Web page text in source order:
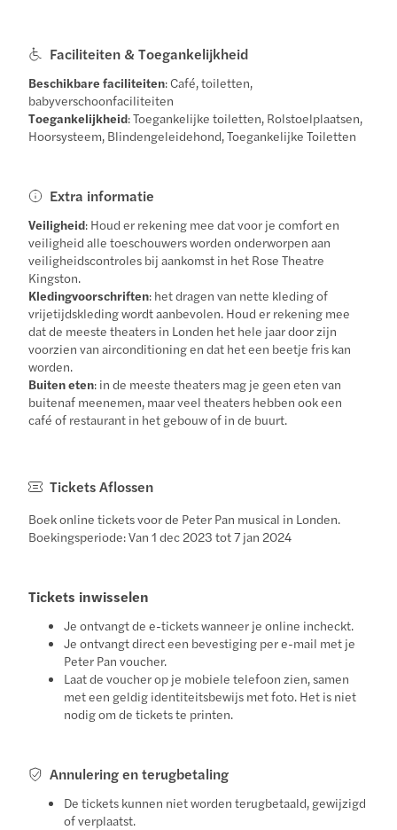
Faciliteiten & Toegankelijkheid
Beschikbare faciliteiten: Café, toiletten,
babyverschoonfaciliteiten
Toegankelijkheid: Toegankelijke toiletten, Rolstoelplaatsen,
Hoorsysteem, Blindengeleidehond, Toegankelijke Toiletten
Extra informatie
Veiligheid: Houd er rekening mee dat voor je comfort en
veiligheid alle toeschouwers worden onderworpen aan
veiligheidscontroles bij aankomst in het Rose Theatre
Kingston.
Kledingvoorschriften: het dragen van nette kleding of
vrijetijdskleding wordt aanbevolen. Houd er rekening mee
dat de meeste theaters in Londen het hele jaar door zijn
voorzien van airconditioning en dat het een beetje fris kan
worden.
Buiten eten: in de meeste theaters mag je geen eten van
buitenaf meenemen, maar veel theaters hebben ook een
café of restaurant in het gebouw of in de buurt.
Tickets Aflossen
Boek online tickets voor de Peter Pan musical in Londen.
Boekingsperiode: Van 1 dec 2023 tot 7 jan 2024
Tickets inwisselen
Je ontvangt de e-tickets wanneer je online incheckt.
Je ontvangt direct een bevestiging per e-mail met je
Peter Pan voucher.
Laat de voucher op je mobiele telefoon zien, samen
met een geldig identiteitsbewijs met foto. Het is niet
nodig om de tickets te printen.
Annulering en terugbetaling
De tickets kunnen niet worden terugbetaald, gewijzigd
of verplaatst.